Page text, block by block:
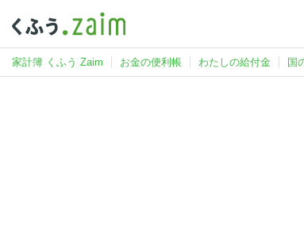
家計簿 くふう Zaim お金の便利帳 わたしの給付金 国